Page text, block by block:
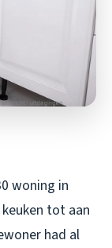
woning in
tot aan
had al